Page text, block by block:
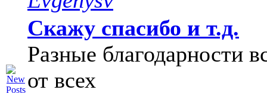
Скажу спасибо и т.д.
Разные благодарности
от всех